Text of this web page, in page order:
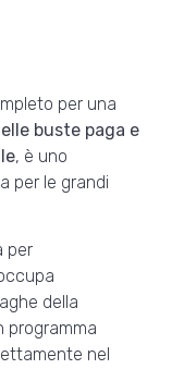
per una
buste paga e
, è uno
per le grandi
per
della
programma
nel